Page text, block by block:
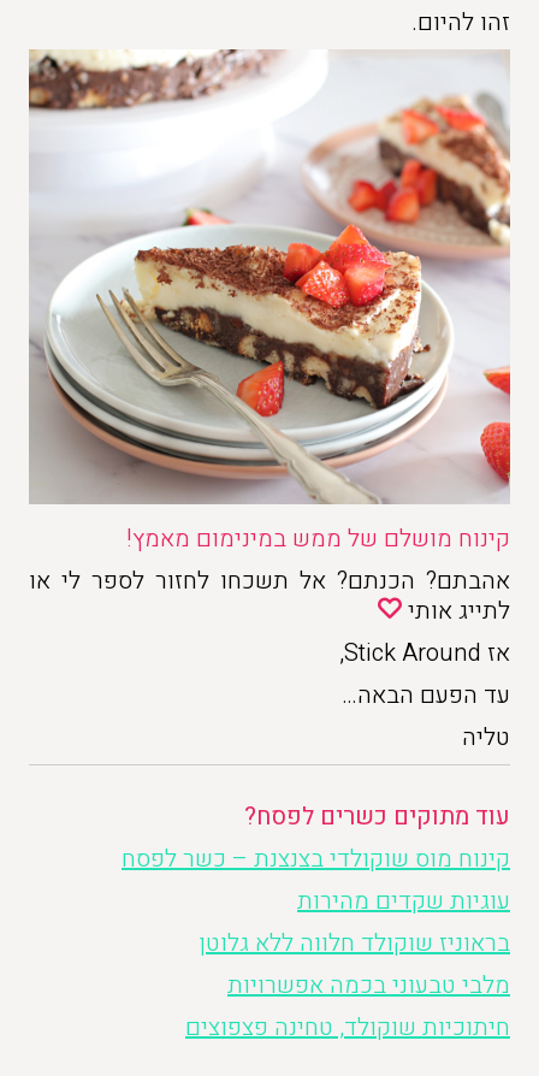
זהו להיום.
קינוח מושלם של ממש במינימום מאמץ!
אהבתם? הכנתם? אל תשכחו לחזור לספר לי או
לתייג אותי
אז Stick Around,
עד הפעם הבאה…
טליה
עוד מתוקים כשרים לפסח?
קינוח מוס שוקולדי בצנצנת – כשר לפסח
עוגיות שקדים מהירות
בראוניז שוקולד חלווה ללא גלוטן
מלבי טבעוני בכמה אפשרויות
חיתוכיות שוקולד, טחינה פצפוצים